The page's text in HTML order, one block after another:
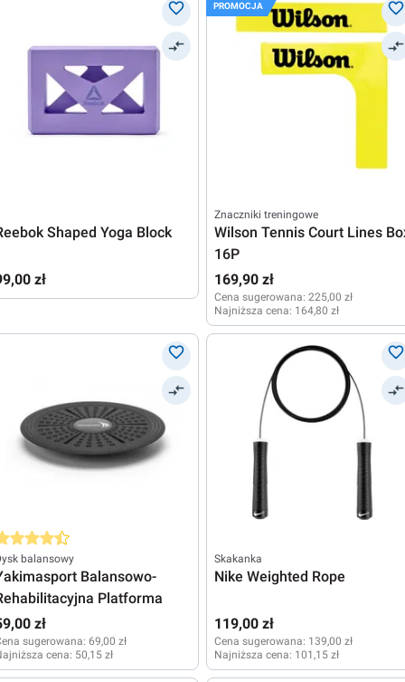
Shaped Yoga Block
zł
PROMOCJA
Znaczniki treningowe
Wilson Tennis Court Lines
16P
169,90 zł
Cena sugerowana: 225,00 zł
Najniższa cena: 164,80 zł
ocena 4.5 z 5 gwiazdek
balansowy
Balansowo-
Platforma
zł
sugerowana: 69,00 zł
cena: 50,15 zł
Skakanka
Nike Weighted Rope
119,00 zł
Cena sugerowana: 139,00 zł
Najniższa cena: 101,15 zł